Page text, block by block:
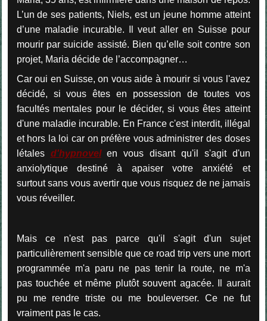
L’un de ses patients, Niels, est un jeune homme atteint
d’une maladie incurable. Il veut aller en Suisse pour
mourir par suicide assisté. Bien qu’elle soit contre son
projet, Maria décide de l’accompagner…
Car oui en Suisse, on vous aide à mourir si vous l'avez
décidé, si vous êtes en possession de toutes vos
facultés mentales pour le décider, si vous êtes atteint
d'une maladie incurable. En France c'est interdit, illégal
et hors la loi car on préfère vous administrer des doses
létales d'hypnovelen vous disant qu'il s'agit d'un
anxiolytique destiné à apaiser votre anxiété et
surtout sans vous avertir que vous risquez de ne jamais
vous réveiller.
Mais ce n'est pas parce qu'il s'agit d'un sujet
particulièrement sensible quece road trip vers une mort
programmée m'a paru ne pas tenir la route, ne m'a
pas touchée et même plutôt souvent agacée. Il aurait
pu me rendre triste ou me bouleverser. Ce ne fut
vraiment pas le cas.